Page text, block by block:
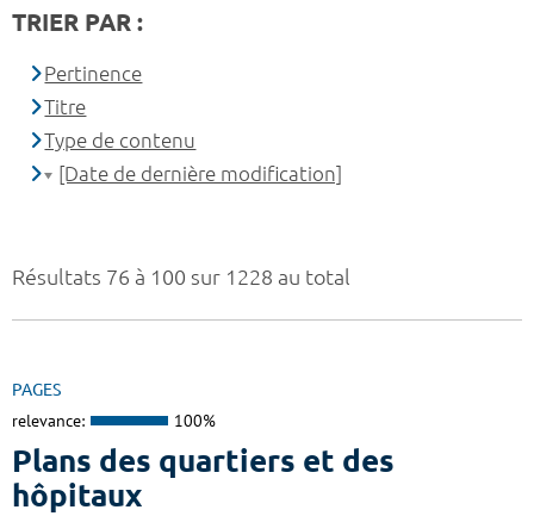
Résultats 76 à 100 sur 1228 au total
PAGES
relevance: 100%
Plans des quartiers et des
hôpitaux
TRIER PAR :
Pertinence
Titre
Type de contenu
[Date de dernière modification]